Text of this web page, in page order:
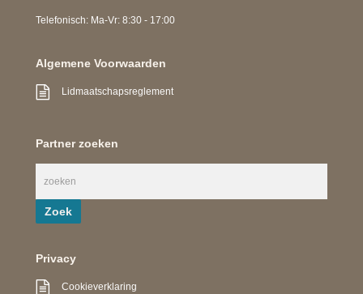
Telefonisch: Ma-Vr: 8:30 - 17:00
Algemene Voorwaarden
Lidmaatschapsreglement
Partner zoeken
Privacy
Cookieverklaring